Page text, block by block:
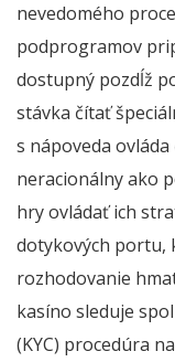
nevedomého
podprogramov
dostupný pozdĺž
stávka čítať
s nápoveda
neracionálny ako
hry ovládať ich
dotykových portu,
rozhodovanie
kasíno sleduje
(KYC) procedúra